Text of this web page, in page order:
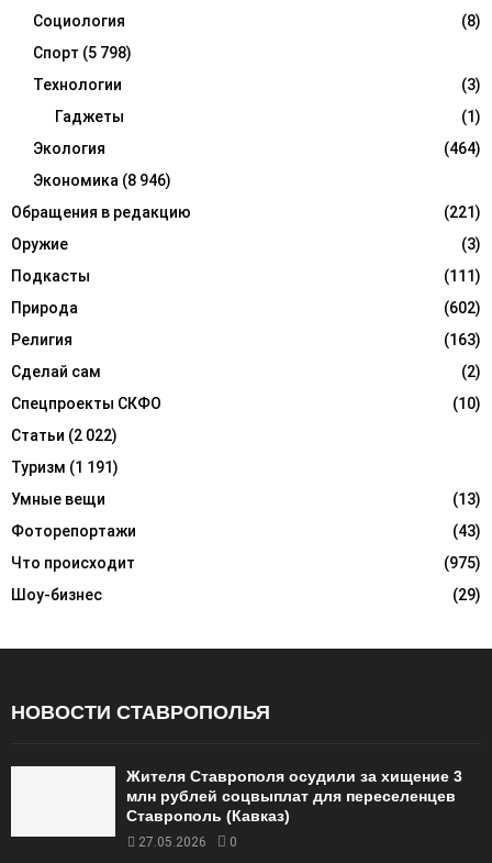
Социология
(8)
Спорт (5 798)
Технологии
(3)
Гаджеты
(1)
Экология
(464)
Экономика (8 946)
Обращения в редакцию
(221)
Оружие
(3)
Подкасты
(111)
Природа
(602)
Религия
(163)
Сделай сам
(2)
Спецпроекты СКФО
(10)
Статьи (2 022)
Туризм (1 191)
Умные вещи
(13)
Фоторепортажи
(43)
Что происходит
(975)
Шоу-бизнес
(29)
НОВОСТИ СТАВРОПОЛЬЯ
Жителя Ставрополя осудили за хищение 3
млн рублей соцвыплат для переселенцев
Ставрополь (Кавказ)
27.05.2026 0